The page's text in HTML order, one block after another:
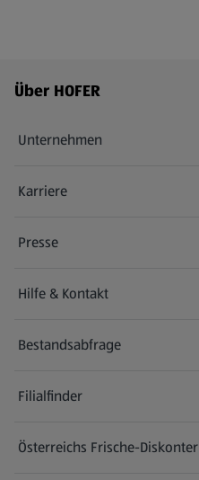
Fußzeilenmenü - weitere Links
Über HOFER
Unternehmen
Karriere
(öffnet in einem neuen Tab)
Presse
Hilfe & Kontakt
(öffnet in einem neuen Tab)
Bestandsabfrage
(öffnet in einem neuen Tab)
Filialfinder
Österreichs Frische-Diskonter